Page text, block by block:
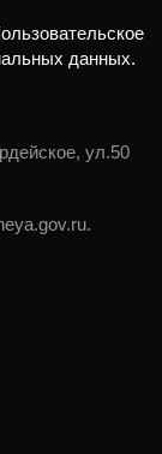
данных.
ул.50